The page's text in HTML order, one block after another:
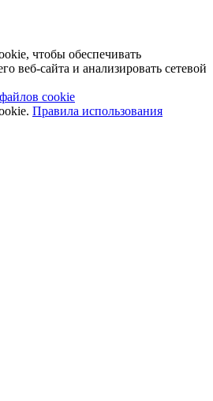
чтобы обеспечивать
веб-сайта и анализировать сетевой
cookie
Правила использования